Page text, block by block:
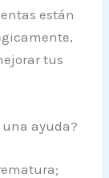
están
tus
ayuda?